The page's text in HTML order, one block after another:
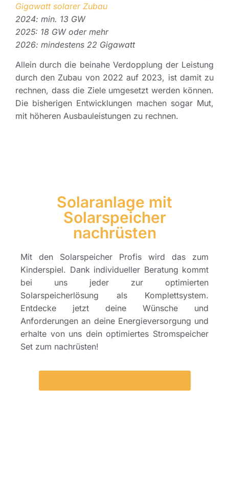
Gigawatt solarer Zubau
2024: min. 13 GW
2025: 18 GW oder mehr
2026: mindestens 22 Gigawatt
Allein durch die beinahe Verdopplung der Leistung
durch den Zubau von 2022 auf 2023, ist damit zu
rechnen, dass die Ziele umgesetzt werden können.
Die bisherigen Entwicklungen machen sogar Mut,
mit höheren Ausbauleistungen zu rechnen.
Solaranlage mit
Solarspeicher
nachrüsten
Mit den Solarspeicher Profis wird das zum
Kinderspiel. Dank individueller Beratung kommt
bei uns jeder zur optimierten
Solarspeicherlösung als Komplettsystem.
Entdecke jetzt deine Wünsche und
Anforderungen an deine Energieversorgung und
erhalte von uns dein optimiertes Stromspeicher
Set zum nachrüsten!